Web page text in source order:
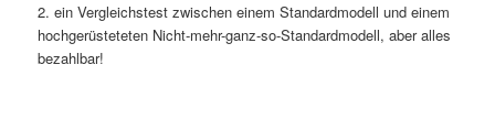
2. ein Vergleichstest zwischen einem Standardmodell und einem
hochgerüsteteten Nicht-mehr-ganz-so-Standardmodell, aber alles
bezahlbar!